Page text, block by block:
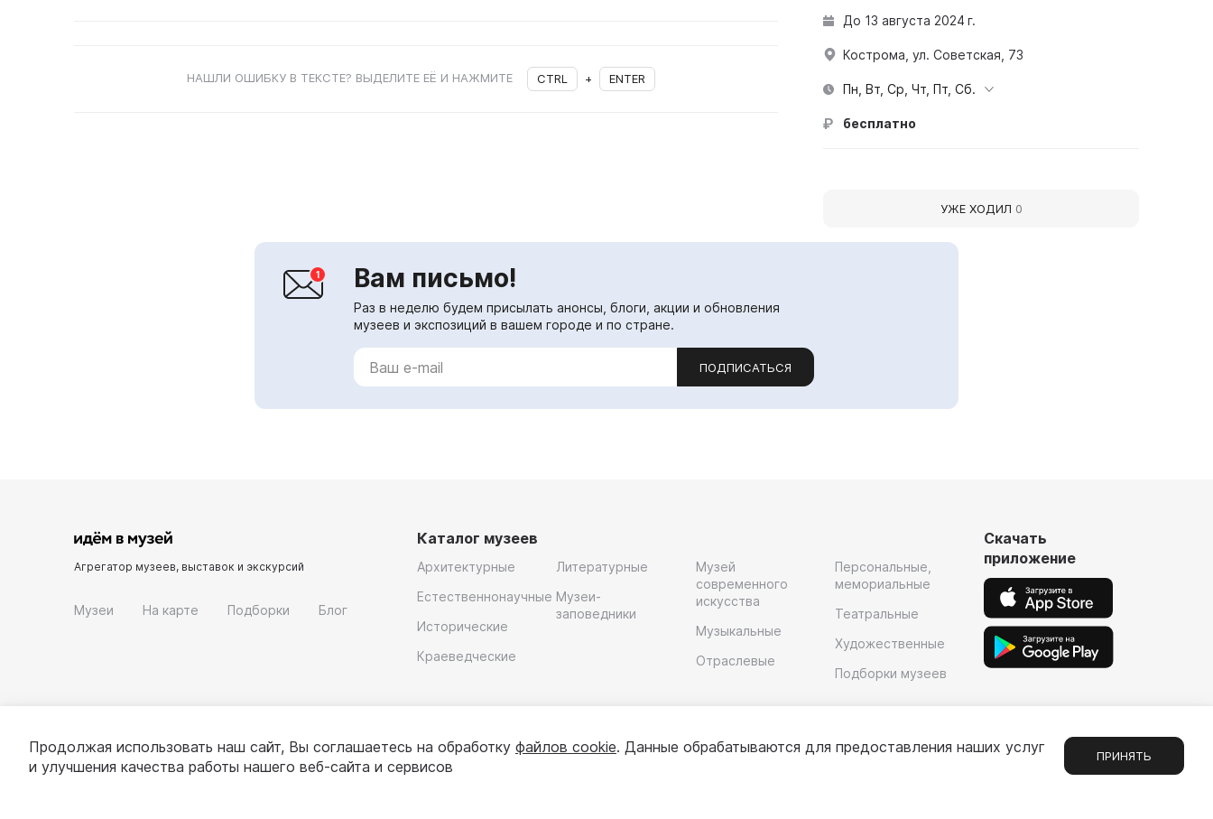
НАШЛИ ОШИБКУ В ТЕКСТЕ? ВЫДЕЛИТЕ ЕЁ И НАЖМИТЕ CTRL + ENTER
До 13 августа 2024 г.
Кострома, ул. Советская, 73
Пн, Вт, Ср, Чт, Пт, Сб.
бесплатно
УЖЕ ХОДИЛ 0
Вам письмо!
Раз в неделю будем присылать анонсы, блоги, акции и обновления
музеев и экспозиций в вашем городе и по стране.
ПОДПИСАТЬСЯ
Агрегатор музеев, выставок и экскурсий
Музеи На карте Подборки Блог
Каталог музеев
Архитектурные
Естественнонаучные
Исторические
Краеведческие
Литературные
Музеи-
заповедники
Музей
современного
искусства
Музыкальные
Отраслевые
Персональные,
мемориальные
Театральные
Художественные
Подборки музеев
Скачать
приложение
Продолжая использовать наш сайт, Вы соглашаетесь на обработку файлов cookie. Данные обрабатываются для предоставления наших услуг
и улучшения качества работы нашего веб-сайта и сервисов
ПРИНЯТЬ